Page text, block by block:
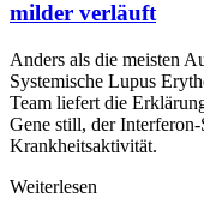
milder verläuft
Anders als die meisten
Systemische Lupus
Team liefert die
Gene still, der
Krankheitsaktivität.
Weiterlesen